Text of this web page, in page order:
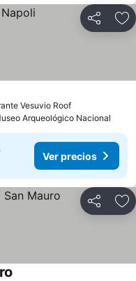
Compartir
Vesuvio Roof
Arqueológico Nacional
Ver precios
Compartir